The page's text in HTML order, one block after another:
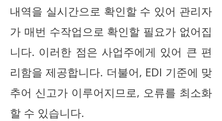
내역을 실시간으로 확인할 수 있어 관리자
가 매번 수작업으로 확인할 필요가 없어집
니다. 이러한 점은 사업주에게 있어 큰 편
리함을 제공합니다. 더불어, EDI 기준에 맞
추어 신고가 이루어지므로, 오류를 최소화
할 수 있습니다.